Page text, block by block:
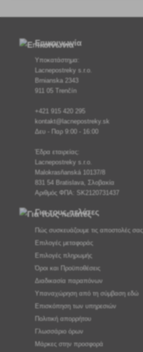
Επικοινωνία
Υποκατάστημα:
Lacnepostreky s.r.o.
Brnianska 2343
911 05 Trenčín
+421 915 420 295
kontakt@lacnepostreky.sk
Δευ - Παρ 9:00 - 16:00
Έδρα εταιρείας:
Lacnepostreky s.r.o.
Malokrasňanská 10137/8
831 54 Bratislava, Σλοβακία
Αριθμός ΦΠΑ: SK2120731437
Για τους πελάτες
Πώς συσκευάζουμε τις αποστολές σας
Επιλογές μεταφοράς
Επιλογές πληρωμής
Όροι και Προϋποθέσεις
Διαδικασία παραπόνων
Υπαναχώρηση από τη σύμβαση εδώ
Επισκόπηση των υπηρεσιών
Πολιτική απορρήτου
Γλωσσάριο όρων
Μάρκες στην προσφορά